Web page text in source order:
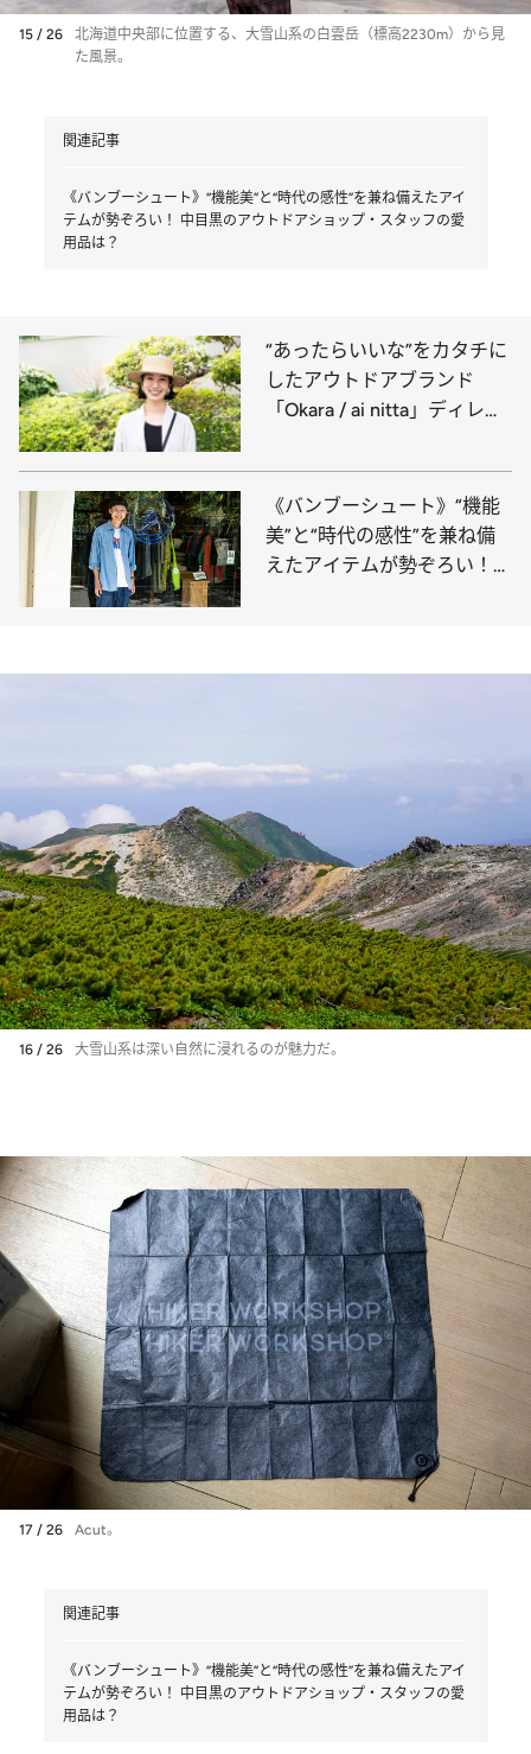
15 / 26
北海道中央部に位置する、大雪山系の白雲岳（標高2230m）から見
た風景。
関連記事
《バンブーシュート》“機能美”と“時代の感性”を兼ね備えたアイ
テムが勢ぞろい！ 中目黒のアウトドアショップ・スタッフの愛
用品は？
“あったらいいな”をカタチに
したアウトドアブランド
「Okara / ai nitta」ディレク
ん、外遊びの愛用品は？
《バンブーシュート》“機能
美”と“時代の感性”を兼ね備
えたアイテムが勢ぞろい！
16 / 26 大雪山系は深い自然に浸れるのが魅力だ。
17 / 26 Acut。
関連記事
《バンブーシュート》“機能美”と“時代の感性”を兼ね備えたアイ
テムが勢ぞろい！ 中目黒のアウトドアショップ・スタッフの愛
用品は？